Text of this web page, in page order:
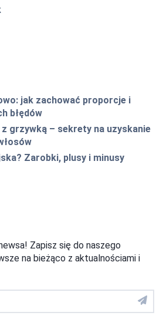
jak zachować proporcje i
błędów
grzywką – sekrety na uzyskanie
Zarobki, plusy i minusy
Zapisz się do naszego
na bieżąco z aktualnościami i